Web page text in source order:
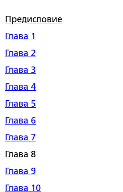
Предисловие
Глава 1
Глава 2
Глава 3
Глава 4
Глава 5
Глава 6
Глава 7
Глава 8
Глава 9
Глава 10